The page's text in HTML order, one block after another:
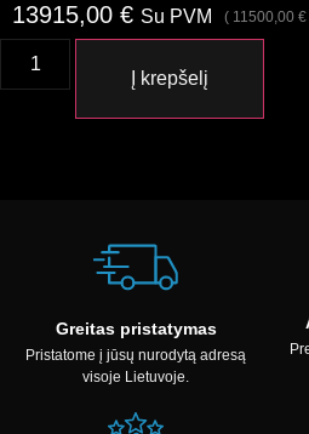
13915,00 € Su PVM ( 11500,00 €
Į krepšelį
Greitas pristatymas
Pristatome į jūsų nurodytą adresą
visoje Lietuvoje.